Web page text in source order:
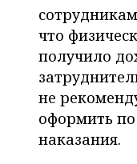
что
получило
не
оформить
наказания.